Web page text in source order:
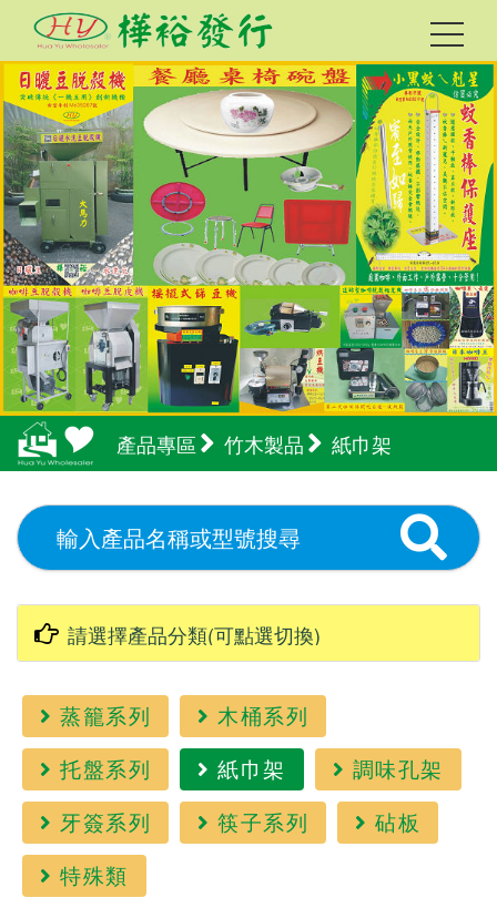
產品專區 竹木製品 紙巾架
蒸籠系列
木桶系列
托盤系列
紙巾架
調味孔架
牙簽系列
筷子系列
砧板
特殊類